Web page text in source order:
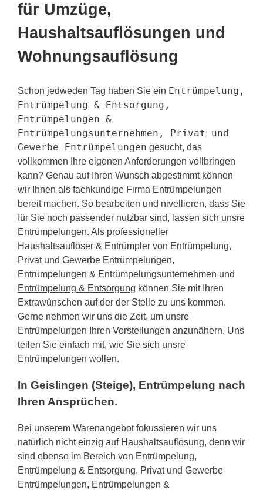
für Umzüge,
Haushaltsauflösungen und
Wohnungsauflösung
Schon jedweden Tag haben Sie ein Entrümpelung,
Entrümpelung & Entsorgung,
Entrümpelungen &
Entrümpelungsunternehmen, Privat und
Gewerbe Entrümpelungen gesucht, das
vollkommen Ihre eigenen Anforderungen vollbringen
kann? Genau auf Ihren Wunsch abgestimmt können
wir Ihnen als fachkundige Firma Entrümpelungen
bereit machen. So bearbeiten und nivellieren, dass Sie
für Sie noch passender nutzbar sind, lassen sich unsre
Entrümpelungen. Als professioneller
Haushaltsauflöser & Entrümpler von Entrümpelung,
Privat und Gewerbe Entrümpelungen,
Entrümpelungen & Entrümpelungsunternehmen und
Entrümpelung & Entsorgung können Sie mit Ihren
Extrawünschen auf der der Stelle zu uns kommen.
Gerne nehmen wir uns die Zeit, um unsre
Entrümpelungen Ihren Vorstellungen anzunähern. Uns
teilen Sie einfach mit, wie Sie sich unsre
Entrümpelungen wollen.
In Geislingen (Steige), Entrümpelung nach
Ihren Ansprüchen.
Bei unserem Warenangebot fokussieren wir uns
natürlich nicht einzig auf Haushaltsauflösung, denn wir
sind ebenso im Bereich von Entrümpelung,
Entrümpelung & Entsorgung, Privat und Gewerbe
Entrümpelungen, Entrümpelungen &